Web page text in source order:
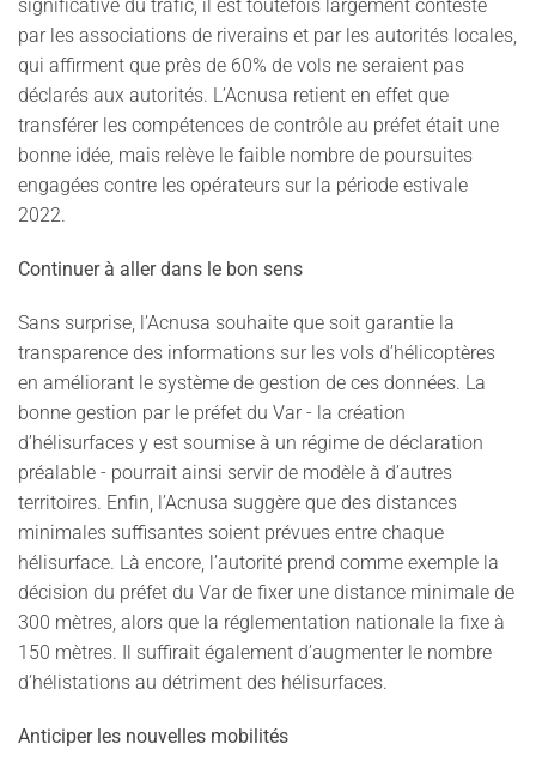
significative du trafic, il est toutefois largement contesté
par les associations de riverains et par les autorités locales,
qui affirment que près de 60% de vols ne seraient pas
déclarés aux autorités. L’Acnusa retient en effet que
transférer les compétences de contrôle au préfet était une
bonne idée, mais relève le faible nombre de poursuites
engagées contre les opérateurs sur la période estivale
2022.
Continuer à aller dans le bon sens
Sans surprise, l’Acnusa souhaite que soit garantie la
transparence des informations sur les vols d’hélicoptères
en améliorant le système de gestion de ces données. La
bonne gestion par le préfet du Var - la création
d’hélisurfaces y est soumise à un régime de déclaration
préalable - pourrait ainsi servir de modèle à d’autres
territoires. Enfin, l’Acnusa suggère que des distances
minimales suffisantes soient prévues entre chaque
hélisurface. Là encore, l’autorité prend comme exemple la
décision du préfet du Var de fixer une distance minimale de
300 mètres, alors que la réglementation nationale la fixe à
150 mètres. Il suffirait également d’augmenter le nombre
d’hélistations au détriment des hélisurfaces.
Anticiper les nouvelles mobilités